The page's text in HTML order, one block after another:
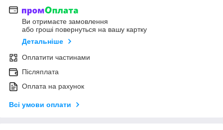
Ви отримаєте замовлення
або гроші повернуться на вашу картку
Детальніше
Оплатити частинами
Післяплата
Оплата на рахунок
Всі умови оплати